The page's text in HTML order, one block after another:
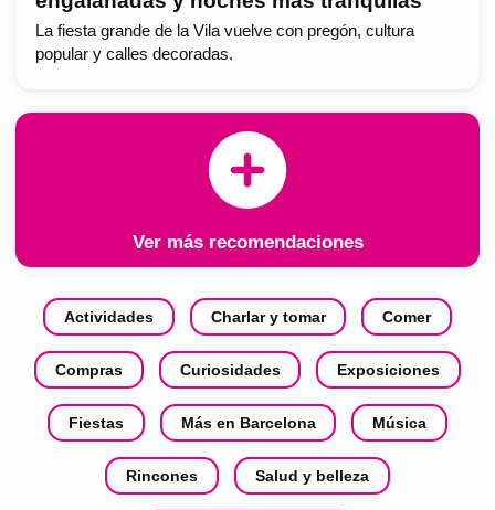
La fiesta grande de la Vila vuelve con pregón, cultura
popular y calles decoradas.
Ver más recomendaciones
Actividades Charlar y tomar Comer
Compras Curiosidades Exposiciones
Fiestas Más en Barcelona Música
Rincones Salud y belleza